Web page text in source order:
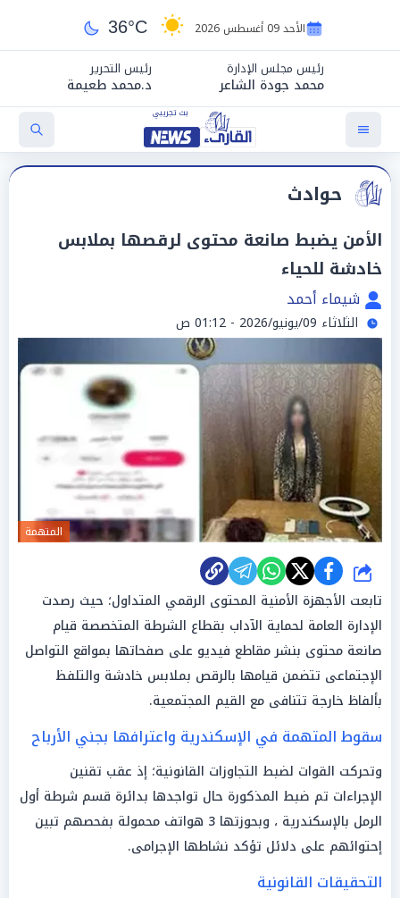
الأحد 09 أغسطس 2026 36°C
رئيس مجلس الإدارة
محمد جودة الشاعر
رئيس التحرير
د.محمد طعيمة
حوادث
الأمن يضبط صانعة محتوى لرقصها بملابس
خادشة للحياء
شيماء أحمد
الثلاثاء 09/يونيو/2026 - 01:12 ص
المتهمة
شارك
تابعت الأجهزة الأمنية المحتوى الرقمي المتداول؛ حيث رصدت
الإدارة العامة لحماية الآداب بقطاع الشرطة المتخصصة قيام
صانعة محتوى بنشر مقاطع فيديو على صفحاتها بمواقع التواصل
الإجتماعى تتضمن قيامها بالرقص بملابس خادشة والتلفظ
بألفاظ خارجة تتنافى مع القيم المجتمعية.
سقوط المتهمة في الإسكندرية واعترافها بجني الأرباح
وتحركت القوات لضبط التجاوزات القانونية؛ إذ عقب تقنين
الإجراءات تم ضبط المذكورة حال تواجدها بدائرة قسم شرطة أول
الرمل بالإسكندرية ، وبحوزتها 3 هواتف محمولة بفحصهم تبين
إحتوائهم على دلائل تؤكد نشاطها الإجرامى.
التحقيقات القانونية